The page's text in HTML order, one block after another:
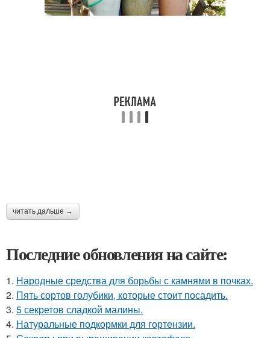
читать дальше →
Последние обновления на сайте:
1. Народные средства для борьбы с камнями в почках.
2. Пять сортов голубики, которые стоит посадить.
3. 5 секретов сладкой малины.
4. Натуральные подкормки для гортензии.